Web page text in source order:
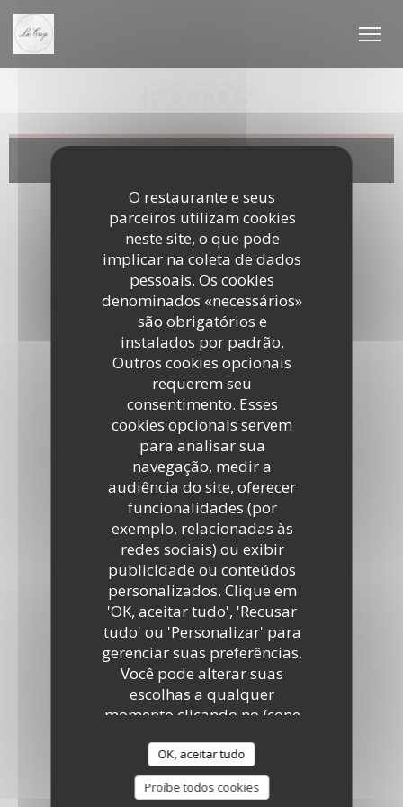
Painel de Gerenciamento de Cookies
O restaurante e seus
parceiros utilizam cookies
neste site, o que pode
implicar na coleta de dados
pessoais. Os cookies
denominados «necessários»
são obrigatórios e
instalados por padrão.
Outros cookies opcionais
requerem seu
consentimento. Esses
cookies opcionais servem
para analisar sua
navegação, medir a
audiência do site, oferecer
funcionalidades (por
exemplo, relacionadas às
redes sociais) ou exibir
publicidade ou conteúdos
personalizados. Clique em
'OK, aceitar tudo', 'Recusar
tudo' ou 'Personalizar' para
gerenciar suas preferências.
Você pode alterar suas
escolhas a qualquer
momento clicando no ícone
esquerdo das páginas do
site.
OK, aceitar tudo
Proíbe todos cookies